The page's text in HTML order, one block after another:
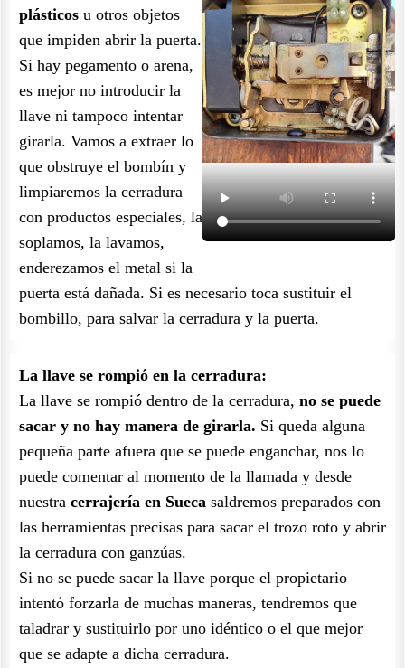
plásticos u otros objetos
que impiden abrir la puerta.
Si hay pegamento o arena,
es mejor no introducir la
llave ni tampoco intentar
girarla. Vamos a extraer lo
que obstruye el bombín y
limpiaremos la cerradura
con productos especiales, la
soplamos, la lavamos,
enderezamos el metal si la
puerta está dañada. Si es necesario toca sustituir el
bombillo, para salvar la cerradura y la puerta.
La llave se rompió en la cerradura:
La llave se rompió dentro de la cerradura, no se puede
sacar y no hay manera de girarla. Si queda alguna
pequeña parte afuera que se puede enganchar, nos lo
puede comentar al momento de la llamada y desde
nuestra cerrajería en Sueca saldremos preparados con
las herramientas precisas para sacar el trozo roto y abrir
la cerradura con ganzúas.
Si no se puede sacar la llave porque el propietario
intentó forzarla de muchas maneras, tendremos que
taladrar y sustituirlo por uno idéntico o el que mejor
que se adapte a dicha cerradura.